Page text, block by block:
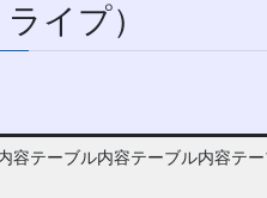
イプ）
容テーブル内容テーブル内容テ